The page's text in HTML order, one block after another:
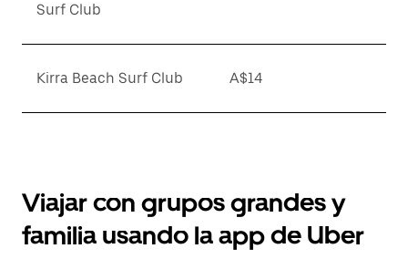
Surf Club
Kirra Beach Surf Club A$14
Viajar con grupos grandes y
familia usando la app de Uber